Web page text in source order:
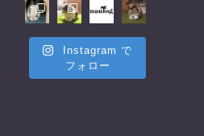
Instagram で
フォロー